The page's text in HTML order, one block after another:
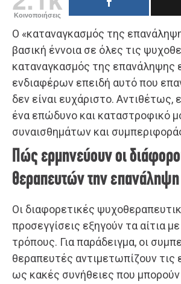
Κοινοποιήσεις
Ο «καταναγκασμός της
βασική έννοια σε όλες τις
καταναγκασμός της επανάληψης
ενδιαφέρων επειδή αυτό που
δεν είναι ευχάριστο. Αντιθέτως,
ένα επώδυνο και καταστροφικό
συναισθημάτων και
Πώς ερμηνεύουν οι
θεραπευτών την επανάληψη
Οι διαφορετικές
προσεγγίσεις εξηγούν τα αίτια
τρόπους. Για παράδειγμα, οι
θεραπευτές αντιμετωπίζουν τις
ως κακές συνήθειες που